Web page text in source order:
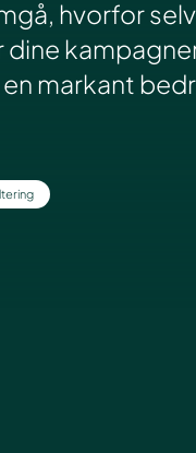
hvorfor
markant